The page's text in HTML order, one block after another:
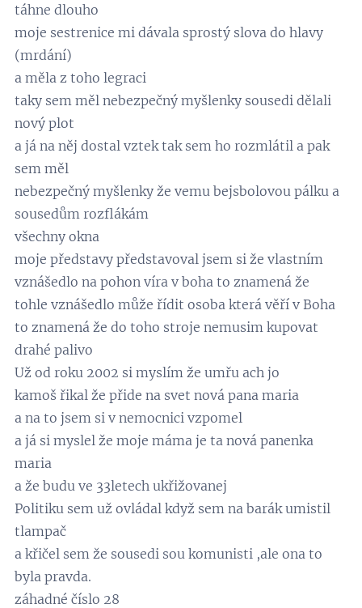
táhne dlouho
moje sestrenice mi dávala sprostý slova do hlavy
(mrdání)
a měla z toho legraci
taky sem měl nebezpečný myšlenky sousedi dělali
nový plot
a já na něj dostal vztek tak sem ho rozmlátil a pak
sem měl
nebezpečný myšlenky že vemu bejsbolovou pálku a
sousedům rozflákám
všechny okna
moje představy představoval jsem si že vlastním
vznášedlo na pohon víra v boha to znamená že
tohle vznášedlo může řídit osoba která věří v Boha
to znamená že do toho stroje nemusim kupovat
drahé palivo
Už od roku 2002 si myslím že umřu ach jo
kamoš řikal že přide na svet nová pana maria
a na to jsem si v nemocnici vzpomel
a já si myslel že moje máma je ta nová panenka
maria
a že budu ve 33letech ukřižovanej
Politiku sem už ovládal když sem na barák umistil
tlampač
a křičel sem že sousedi sou komunisti ,ale ona to
byla pravda.
záhadné číslo 28